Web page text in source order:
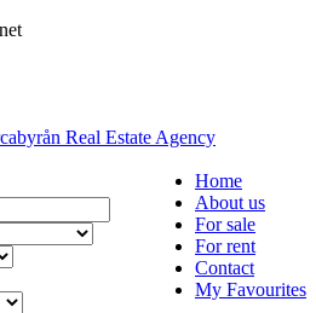
Home
About us
For sale
For rent
Contact
My Favourites